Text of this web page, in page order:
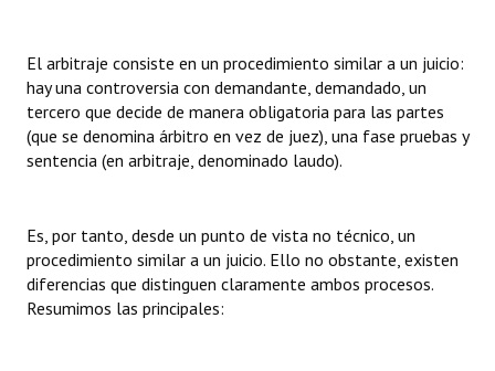
Huéspedes de Honor - Registro
Antiguos Pobladores - Registro
Reconocimientos - Registro
Entrega de distinciones
REFORMA DE LA CARTA ORGÁNICA
El arbitraje consiste en un procedimiento similar a un juicio:
hay una controversia con demandante, demandado, un
tercero que decide de manera obligatoria para las partes
(que se denomina árbitro en vez de juez), una fase pruebas y
sentencia (en arbitraje, denominado laudo).
Es, por tanto, desde un punto de vista no técnico, un
procedimiento similar a un juicio. Ello no obstante, existen
diferencias que distinguen claramente ambos procesos.
Resumimos las principales: